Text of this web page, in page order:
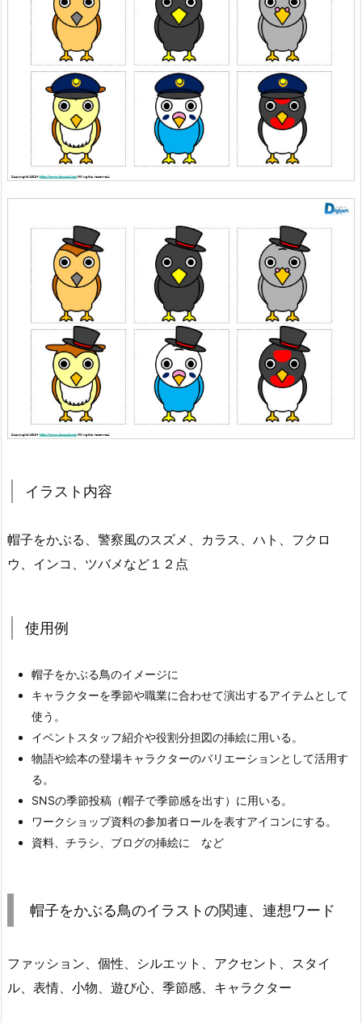
イラスト内容
帽子をかぶる、警察風のスズメ、カラス、ハト、フクロ
ウ、インコ、ツバメなど１２点
使用例
帽子をかぶる鳥のイメージに
キャラクターを季節や職業に合わせて演出するアイテムとして
使う。
イベントスタッフ紹介や役割分担図の挿絵に用いる。
物語や絵本の登場キャラクターのバリエーションとして活用す
る。
SNSの季節投稿（帽子で季節感を出す）に用いる。
ワークショップ資料の参加者ロールを表すアイコンにする。
資料、チラシ、ブログの挿絵に など
帽子をかぶる鳥のイラストの関連、連想ワード
ファッション、個性、シルエット、アクセント、スタイ
ル、表情、小物、遊び心、季節感、キャラクター